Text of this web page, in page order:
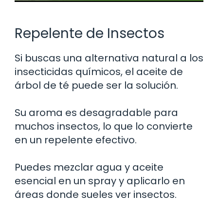
Repelente de Insectos
Si buscas una alternativa natural a los
insecticidas químicos, el aceite de
árbol de té puede ser la solución.
Su aroma es desagradable para
muchos insectos, lo que lo convierte
en un repelente efectivo.
Puedes mezclar agua y aceite
esencial en un spray y aplicarlo en
áreas donde sueles ver insectos.